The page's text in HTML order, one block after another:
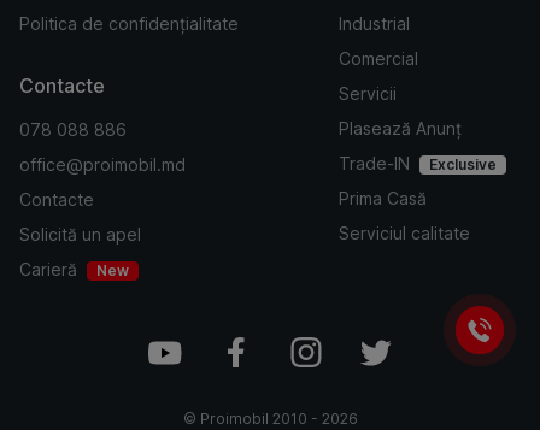
Politica de confidențialitate
Industrial
Comercial
Servicii
Plasează Anunț
Trade-IN
Exclusive
Prima Casă
Serviciul calitate
Contacte
078 088 886
office@proimobil.md
Contacte
Solicită un apel
Carieră
New
© Proimobil 2010 - 2026